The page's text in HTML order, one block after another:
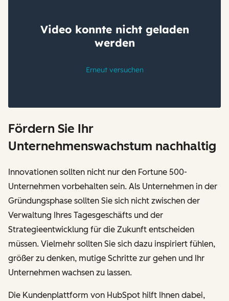
Fördern Sie Ihr
Unternehmenswachstum nachhaltig
Innovationen sollten nicht nur den Fortune 500-
Unternehmen vorbehalten sein. Als Unternehmen in der
Gründungsphase sollten Sie sich nicht zwischen der
Verwaltung Ihres Tagesgeschäfts und der
Strategieentwicklung für die Zukunft entscheiden
müssen. Vielmehr sollten Sie sich dazu inspiriert fühlen,
größer zu denken, mutige Schritte zur gehen und Ihr
Unternehmen wachsen zu lassen.
Die Kundenplattform von HubSpot hilft Ihnen dabei,